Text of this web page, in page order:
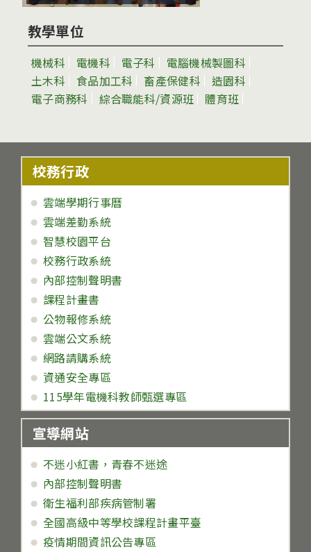
教學單位
機械科 電機科 電子科
電腦機械製圖科
土木科
食品加工科 畜產保健科
造園科
電子商務科
綜合職能科/資源班 體育班
校務行政
雲端學期行事曆
雲端差勤系統
智慧校園平台
校務行政系統
內部控制聲明書
課程計畫書
公物報修系統
雲端公文系統
網路請購系統
資通安全專區
115學年電機科教師甄選專區
宣導網站
不迷小紅書，青春不迷途
內部控制聲明書
衛生福利部疾病管制署
全國高級中等學校課程計畫平臺
疫情期間資訊公告專區